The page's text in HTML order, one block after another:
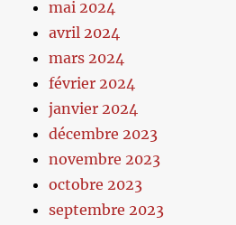
mai 2024
avril 2024
mars 2024
février 2024
janvier 2024
décembre 2023
novembre 2023
octobre 2023
septembre 2023